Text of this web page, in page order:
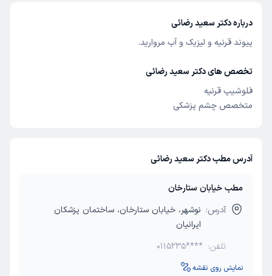
درباره دکتر سعید رضائی
پیوند قرنیه و لیزیک و آب مروارید.
تخصص های دکتر سعید رضائی
فلوشیپ قرنیه
متخصص چشم پزشکی
آدرس مطب دکتر سعید رضائی
مطب خیابان ستارخان
آدرس: نوشهر، خیابان ستارخان، ساختمان پزشکان
ایرانیان
تلفن: 0115235****
نمایش روی نقشه